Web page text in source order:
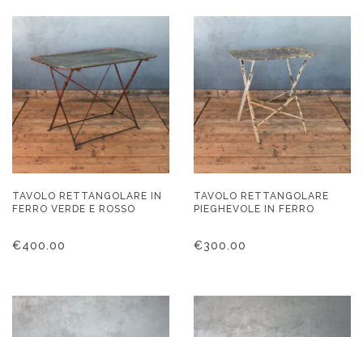
TAVOLO RETTANGOLARE IN
FERRO VERDE E ROSSO
€400.00
TAVOLO RETTANGOLARE
PIEGHEVOLE IN FERRO
€300.00